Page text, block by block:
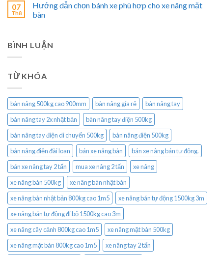
07
Th8
Hướng dẫn chọn bánh xe phù hợp cho xe nâng mặt
bàn
BÌNH LUẬN
TỪ KHÓA
bàn nâng 500kg cao 900mm bàn nâng gía rẻ
bàn nâng tay
bàn nâng tay 2x nhật bản
bàn nâng tay điện 500kg
bàn nâng tay điện di chuyển 500kg
bàn nâng điện 500kg
bàn nâng điện đài loan
bán xe nâng bàn
bán xe nâng bán tự động.
bán xe nâng tay 2 tấn
mua xe nâng 2 tấn
xe nâng
xe nâng bàn 500kg
xe nâng bàn nhật bản
xe nâng bàn nhật bản 800kg cao 1m5
xe nâng bán tự động 1500kg 3m
xe nâng bán tự động đi bộ 1500kg cao 3m
xe nâng cây cảnh 800kg cao 1m5
xe nâng mặt bàn 500kg
xe nâng mặt bàn 800kg cao 1m5
xe nâng tay 2 tấn